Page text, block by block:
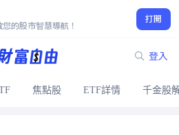
的股市智慧導航！
打開
登入
焦點股 ETF詳情 千金股